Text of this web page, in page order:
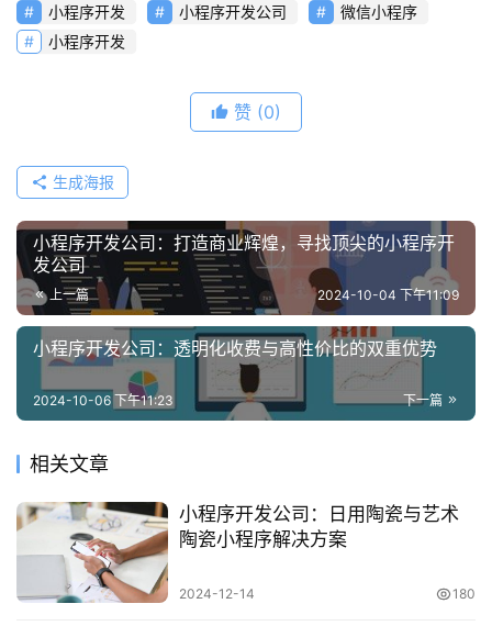
联
络
小程序开发 小程序开发公司
微信小程序
小程序开发
赞 (0)
生成海报
小程序开发公司：打造商业辉煌，寻找顶尖的小程序开
发公司
上一篇 2024-10-04 下午11:09
小程序开发公司：透明化收费与高性价比的双重优势
下一篇
2024-10-06 下午11:23
相关文章
小程序开发公司：日用陶瓷与艺术
陶瓷小程序解决方案
2024-12-14 180